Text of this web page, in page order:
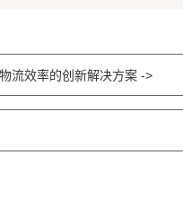
流效率的创新解决方案 ->